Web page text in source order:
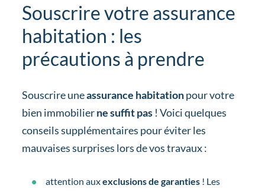
Souscrire votre assurance
habitation : les
précautions à prendre
Souscrire uneassurance habitationpour votre
bien immobilierne suffit pas! Voici quelques
conseils supplémentaires pour éviter les
mauvaises surprises lors de vos travaux :
attention auxexclusions de garanties! Les